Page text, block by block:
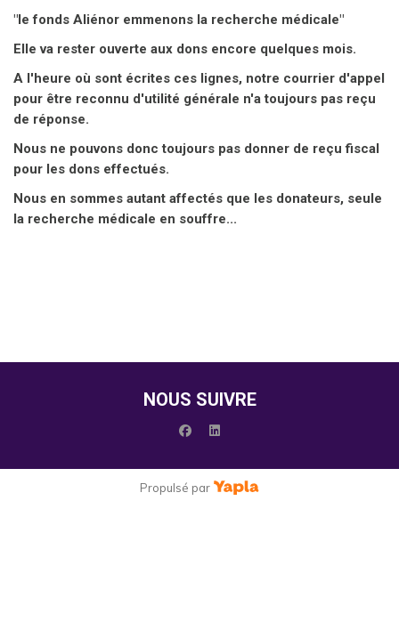
"le fonds Aliénor emmenons la recherche médicale"
Elle va rester ouverte aux dons encore quelques mois.
A l'heure où sont écrites ces lignes, notre courrier d'appel
pour être reconnu d'utilité générale n'a toujours pas reçu
de réponse.
Nous ne pouvons donc toujours pas donner de reçu fiscal
pour les dons effectués.
Nous en sommes autant affectés que les donateurs, seule
la recherche médicale en souffre...
NOUS SUIVRE
facebooklinkedin
Propulsé par